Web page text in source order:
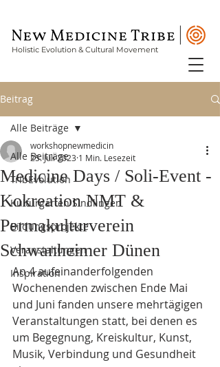
Holistic Evolution & Cultural Movement
Beitrag
Alle Beiträge
TribEvolution
Kulturgarten Sindlingen
Bildungsprojekte
Veranstaltungen
Inspiration
Alle Beiträge
Medicine Days / Soli-Event -
Kokreation NMT &
Permakulturverein
Schwanheimer Dünen
workshopnewmedicin
25. Juli 2023 1 Min. Lesezeit
An 4 aufeinanderfolgenden
Wochenenden zwischen Ende Mai
und Juni fanden unsere mehrtägigen
Veranstaltungen statt, bei denen es
um Begegnung, Kreiskultur, Kunst,
Musik, Verbindung und Gesundheit